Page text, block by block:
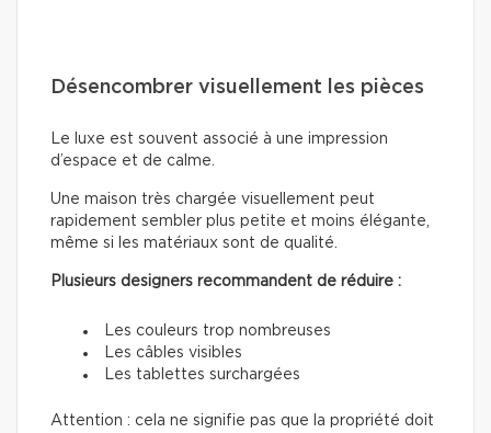
Désencombrer visuellement les pièces
Le luxe est souvent associé à une impression
d’espace et de calme.
Une maison très chargée visuellement peut
rapidement sembler plus petite et moins élégante,
même si les matériaux sont de qualité.
Plusieurs designers recommandent de réduire :
Les couleurs trop nombreuses
Les câbles visibles
Les tablettes surchargées
Attention : cela ne signifie pas que la propriété doit